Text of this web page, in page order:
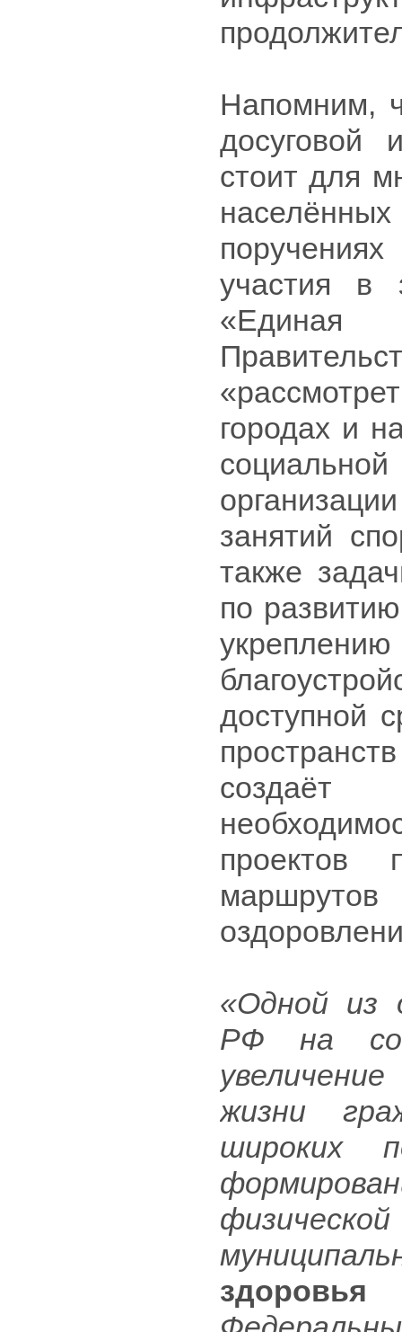
Напомним,
досуговой
стоит для
участия в
«Единая
городах и
занятий
также
по
доступной
создаёт
проектов
«Одной из
РФ на
жизни
широких
здоровья